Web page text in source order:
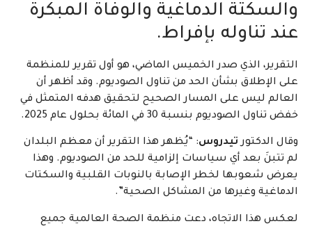
والسكتة الدماغية والوفاة المبكرة
عند تناوله بإفراط.
التقرير، الذي صدر الخميس الماضي، هو أول تقرير للمنظمة
على الإطلاق بشأن الحد من تناول الصوديوم. وقد أظهر أن
العالم ليس على المسار الصحيح لتحقيق هدفه المتمثل في
خفض تناول الصوديوم بنسبة 30 في المائة بحلول عام 2025.
وقال الدكتورتيدروس: “يُظهر هذا التقرير أن معظم البلدان
لم تتبنَ بعد أي سياسات إلزامية للحد من الصوديوم. وهذا
يعرض شعوبها لخطر الإصابة بالنوبات القلبية والسكتات
الدماغية وغيرها من المشاكل الصحية”.
لعكس هذا الاتجاه، دعت منظمة الصحة العالمية جميع